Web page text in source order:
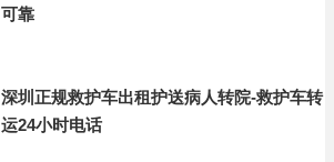
可靠
深圳正规救护车出租护送病人转院-救护车转
运24小时电话